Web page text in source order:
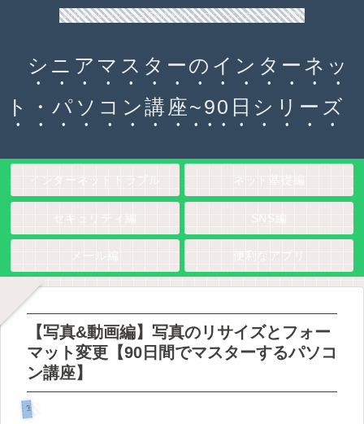
90日チャレンジ！シニアのためのパソコン・インターネット入門
シニアマスターのインターネッ
ト・パソコン講座~90日シリーズ
【写真&動画編】写真のリサイズとフォー
マット変更【90日間でマスターするパソコ
ン講座】
写真&動画編